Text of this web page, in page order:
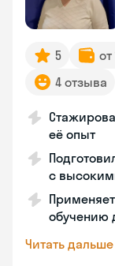
5
4 отзыва
её опыт
с
обучению
Читать дальше